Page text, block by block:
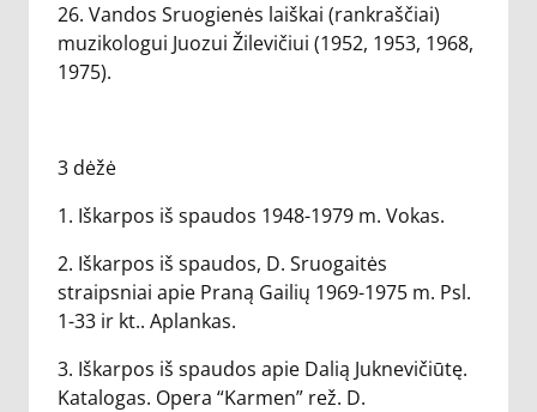
26. Vandos Sruogienės laiškai (rankraščiai)
muzikologui Juozui Žilevičiui (1952, 1953, 1968,
1975).
3 dėžė
1. Iškarpos iš spaudos 1948-1979 m. Vokas.
2. Iškarpos iš spaudos, D. Sruogaitės
straipsniai apie Praną Gailių 1969-1975 m. Psl.
1-33 ir kt.. Aplankas.
3. Iškarpos iš spaudos apie Dalią Juknevičiūtę.
Katalogas. Opera “Karmen” rež. D.